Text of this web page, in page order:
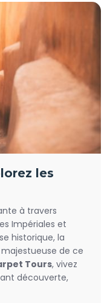
les
à travers
Impériales et
historique, la
de ce
Tours, vivez
découverte,